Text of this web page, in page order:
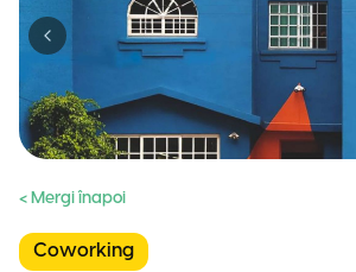
Previous slide
< Mergi înapoi
Coworking